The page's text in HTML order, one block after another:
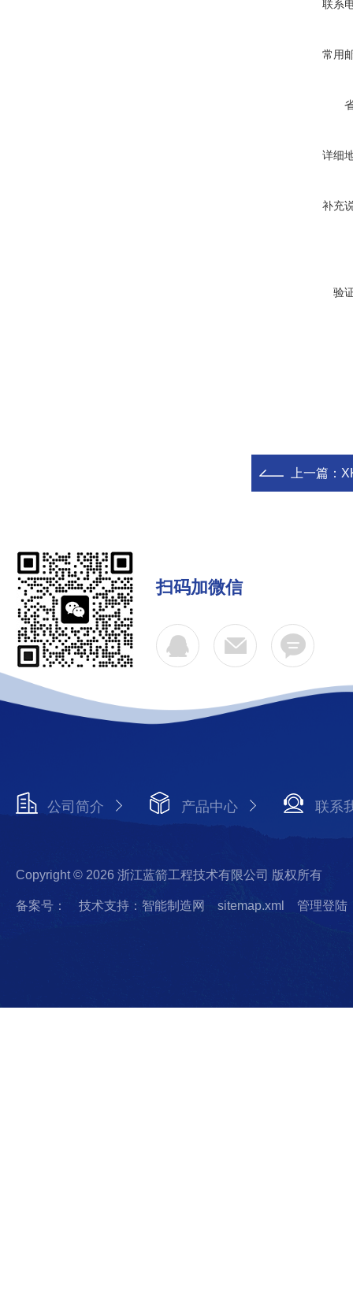
联系
常用
详细
补充
验
上一篇：
扫码加微信
公司简介 产品中心 联系
Copyright © 2026 浙江蓝箭工程技术有限公司 版权所有
备案号： 技术支持：智能制造网 sitemap.xml 管理登陆